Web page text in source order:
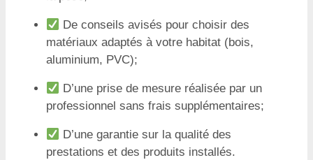
De conseils avisés pour choisir des
matériaux adaptés à votre habitat (bois,
aluminium, PVC);
D’une prise de mesure réalisée par un
professionnel sans frais supplémentaires;
D’une garantie sur la qualité des
prestations et des produits installés.